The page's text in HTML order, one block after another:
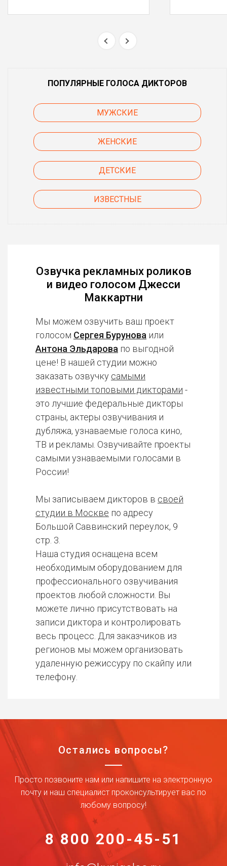
ПОПУЛЯРНЫЕ ГОЛОСА ДИКТОРОВ
МУЖСКИЕ
ЖЕНСКИЕ
ДЕТСКИЕ
ИЗВЕСТНЫЕ
Озвучка рекламных роликов
и видео голосом Джесси
Маккартни
Мы можем озвучить ваш проект
голосом Сергея Бурунова или
Антона Эльдарова по выгодной
цене! В нашей студии можно
заказать озвучку самыми
известными топовыми дикторами -
это лучшие федеральные дикторы
страны, актеры озвучивания и
дубляжа, узнаваемые голоса кино,
ТВ и рекламы. Озвучивайте проекты
самыми узнаваемыми голосами в
России!
Мы записываем дикторов в своей
студии в Москве по адресу
Большой Саввинский переулок, 9
стр. 3.
Наша студия оснащена всем
необходимым оборудованием для
профессионального озвучивания
проектов любой сложности. Вы
можете лично присутствовать на
записи диктора и контролировать
весь процесс. Для заказчиков из
регионов мы можем организовать
удаленную режиссуру по скайпу или
телефону.
Остались вопросы?
Просто позвоните нам или напишите на электронную
почту и наш специалист проконсультирует вас по
любому вопросу!
8 800 200-45-51